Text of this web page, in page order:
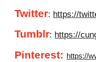
Twitter: https://
Tumblr: https://
Pinterest: https://